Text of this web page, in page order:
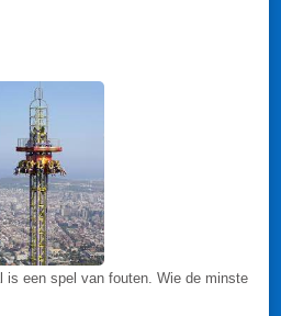
is een spel van fouten. Wie de minste